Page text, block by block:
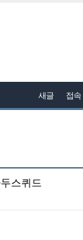
새글 접속
스퀴드